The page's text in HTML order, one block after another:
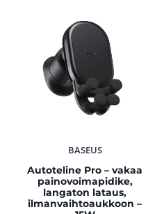
BASEUS
Autoteline Pro – vakaa
painovoimapidike,
langaton lataus,
ilmanvaihtoaukkoon –